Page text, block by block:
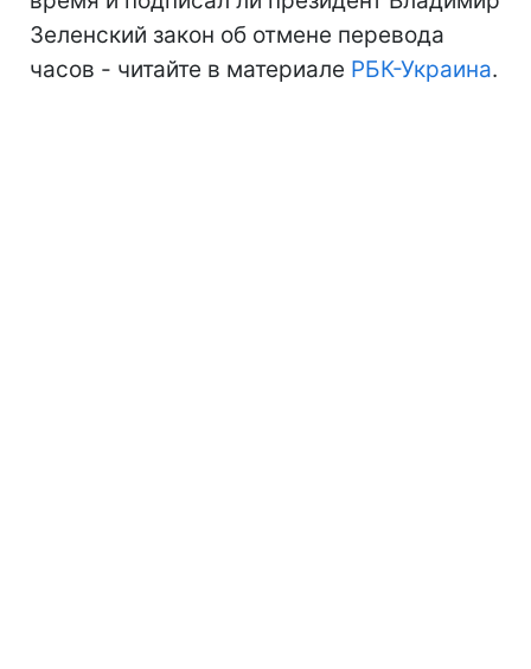
Зеленский закон об отмене перевода
часов - читайте в материале РБК-Украина.